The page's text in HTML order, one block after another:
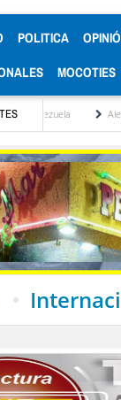
(CURRENT)
POLITICA
MOCOTIES
Alerta en